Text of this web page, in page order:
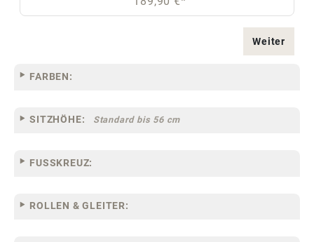
Weiter
FARBEN:
SITZHÖHE: Standard bis 56 cm
FUSSKREUZ:
ROLLEN & GLEITER: